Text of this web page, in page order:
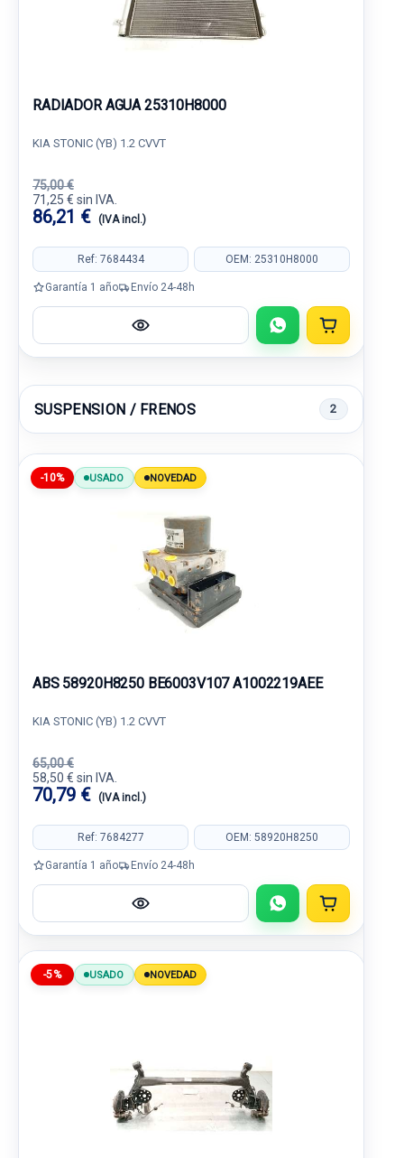
RADIADOR AGUA 25310H8000
KIA STONIC (YB) 1.2 CVVT
75,00 €
71,25 € sin IVA.
86,21 € (IVA incl.)
Ref: 7684434 OEM: 25310H8000
Garantía 1 año Envío 24-48h
SUSPENSION / FRENOS 2
-10% USADO NOVEDAD
ABS 58920H8250 BE6003V107 A1002219AEE
KIA STONIC (YB) 1.2 CVVT
65,00 €
58,50 € sin IVA.
70,79 € (IVA incl.)
Ref: 7684277 OEM: 58920H8250
Garantía 1 año Envío 24-48h
-5% USADO NOVEDAD